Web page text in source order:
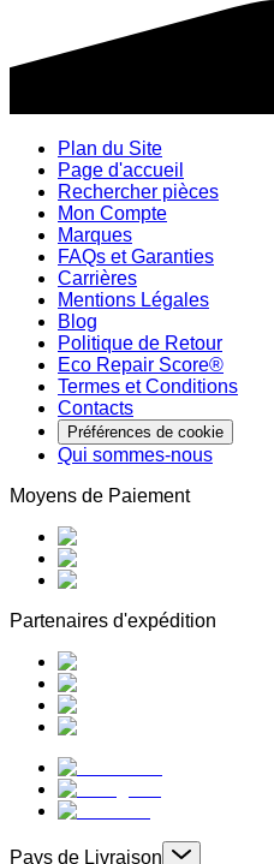
Plan du Site
Page d'accueil
Rechercher pièces
Mon Compte
Marques
FAQs et Garanties
Carrières
Mentions Légales
Blog
Politique de Retour
Eco Repair Score®
Termes et Conditions
Contacts
Préférences de cookie
Qui sommes-nous
Moyens de Paiement
Partenaires d'expédition
Pays de Livraison